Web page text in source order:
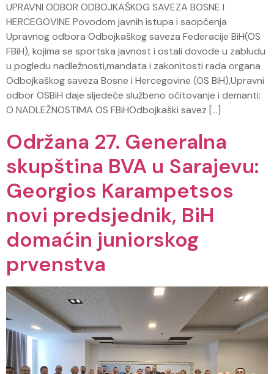
UPRAVNI ODBOR ODBOJKAŠKOG SAVEZA BOSNE I
HERCEGOVINE Povodom javnih istupa i saopćenja
Upravnog odbora Odbojkaškog saveza Federacije BiH(OS
FBiH), kojima se sportska javnost i ostali dovode u zabludu
u pogledu nadležnosti,mandata i zakonitosti rada organa
Odbojkaškog saveza Bosne i Hercegovine (OS BiH),Upravni
odbor OSBiH daje sljedeće službeno očitovanje i demanti:
O NADLEŽNOSTIMA OS FBiHOdbojkaški savez […]
Održana 27. Generalna
skupština BVA u Sarajevu:
Georgios Karampetsos
novi predsjednik, BiH
domaćin juniorskog
prvenstva